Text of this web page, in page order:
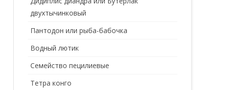
двухтычинковый
Пантодон или рыба-бабочка
Водный лютик
Семейство пецилиевые
Тетра конго